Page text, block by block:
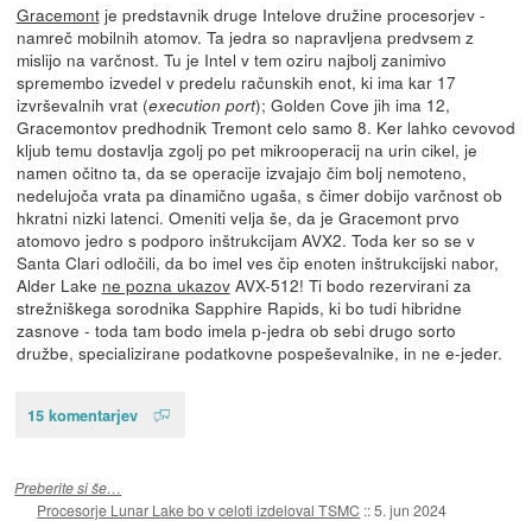
Gracemontje predstavnik druge Intelove družine procesorjev -
namreč mobilnih atomov. Ta jedra so napravljena predvsem z
mislijo na varčnost. Tu je Intel v tem oziru najbolj zanimivo
spremembo izvedel v predelu računskih enot, ki ima kar 17
izvrševalnih vrat (execution port); Golden Cove jih ima 12,
Gracemontov predhodnik Tremont celo samo 8. Ker lahko cevovod
kljub temu dostavlja zgolj po pet mikrooperacij na urin cikel, je
namen očitno ta, da se operacije izvajajo čim bolj nemoteno,
nedelujoča vrata pa dinamično ugaša, s čimer dobijo varčnost ob
hkratni nizki latenci. Omeniti velja še, da je Gracemont prvo
atomovo jedro s podporo inštrukcijam AVX2. Toda ker so se v
Santa Clari odločili, da bo imel ves čip enoten inštrukcijski nabor,
Alder Lake ne pozna ukazovAVX-512! Ti bodo rezervirani za
strežniškega sorodnika Sapphire Rapids, ki bo tudi hibridne
zasnove - toda tam bodo imela p-jedra ob sebi drugo sorto
družbe, specializirane podatkovne pospeševalnike, in ne e-jeder.
15 komentarjev
Preberite si še…
Procesorje Lunar Lake bo v celoti izdeloval TSMC ::5. jun 2024